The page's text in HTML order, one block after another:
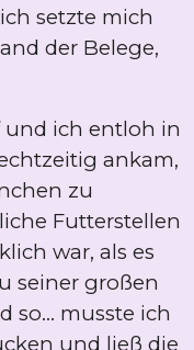
setzte mich
der Belege,
ich entloh in
ankam,
zu
Futterstellen
war, als es
seiner großen
so... musste ich
und ließ die